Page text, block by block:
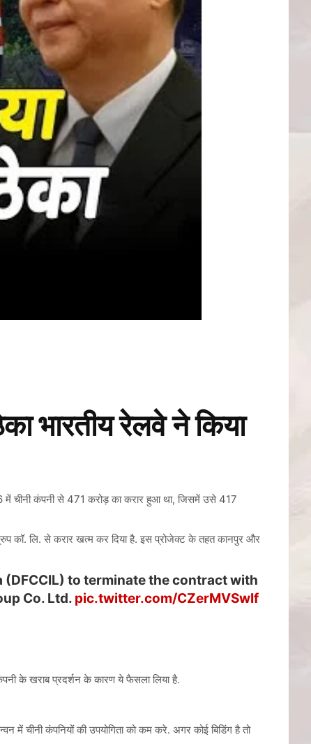
भारतीय रेलवे ने किया
में चीनी कंपनी से 471 करोड़ का करार हुआ था, जिसमें उसे 417
कॉ. लि. से करार खत्‍म कर दिया है. इस प्रोजेक्‍ट के तहत कानपुर और
to terminate the contract with
Co. Ltd. pic.twitter.com/CZerMVSwIf
के खराब प्रदर्शन के कारण ये फैसला लिया है.
में चीनी कंपनियों की उपयोगिता को कम करे. अगर कोई बिडिंग है तो